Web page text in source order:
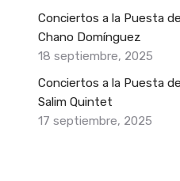
Conciertos a la Puesta
Chano Domínguez
18 septiembre, 2025
Conciertos a la Puesta
Salim Quintet
17 septiembre, 2025